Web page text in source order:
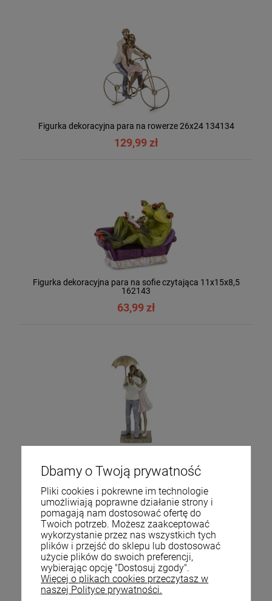
Figurka dekoracyjna para na rowerze 26x24 134134
129,99 zł
Figurka dekoracyjna para na sofie czytająca 11x15x8,5
162143
63,99 zł
122305
88,00 zł
Dbamy o Twoją prywatność
Pliki cookies i pokrewne im technologie
umożliwiają poprawne działanie strony i
pomagają nam dostosować ofertę do
Twoich potrzeb. Możesz zaakceptować
wykorzystanie przez nas wszystkich tych
plików i przejść do sklepu lub dostosować
użycie plików do swoich preferencji,
wybierając opcję "Dostosuj zgody".
Więcej o plikach cookies przeczytasz w
naszej Polityce prywatności.